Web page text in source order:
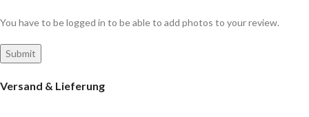
You have to be logged in to be able to add photos to your review.
Versand & Lieferung